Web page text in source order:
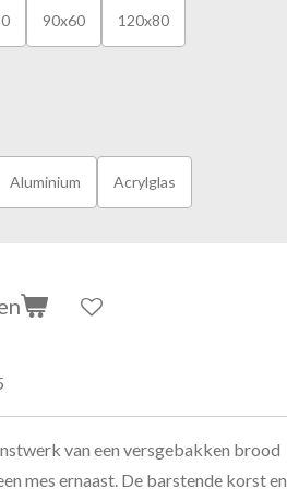
90x60 120x80
Aluminium Acrylglas
van een versgebakken brood
mes ernaast. De barstende korst en